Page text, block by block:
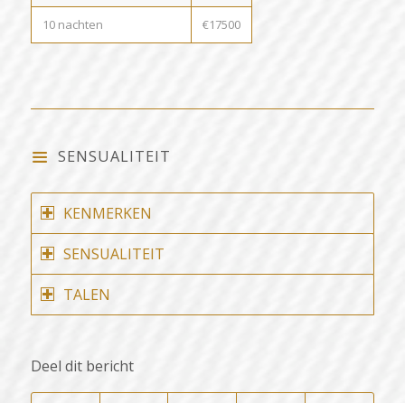
10 nachten €17500
SENSUALITEIT
KENMERKEN
SENSUALITEIT
TALEN
Deel dit bericht